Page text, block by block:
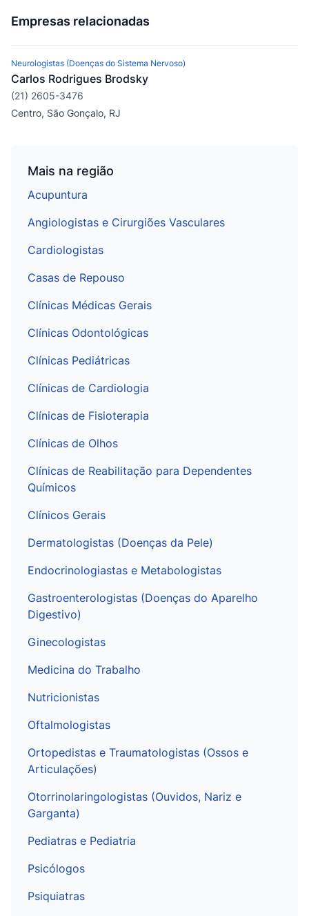
Empresas relacionadas
Neurologistas (Doenças do Sistema Nervoso)
Carlos Rodrigues Brodsky
(21) 2605-3476
Centro, São Gonçalo, RJ
Mais na região
Acupuntura
Angiologistas e Cirurgiões Vasculares
Cardiologistas
Casas de Repouso
Clínicas Médicas Gerais
Clínicas Odontológicas
Clínicas Pediátricas
Clínicas de Cardiologia
Clínicas de Fisioterapia
Clínicas de Olhos
Clínicas de Reabilitação para Dependentes
Químicos
Clínicos Gerais
Dermatologistas (Doenças da Pele)
Endocrinologiastas e Metabologistas
Gastroenterologistas (Doenças do Aparelho
Digestivo)
Ginecologistas
Medicina do Trabalho
Nutricionistas
Oftalmologistas
Ortopedistas e Traumatologistas (Ossos e
Articulações)
Otorrinolaringologistas (Ouvidos, Nariz e
Garganta)
Pediatras e Pediatria
Psicólogos
Psiquiatras